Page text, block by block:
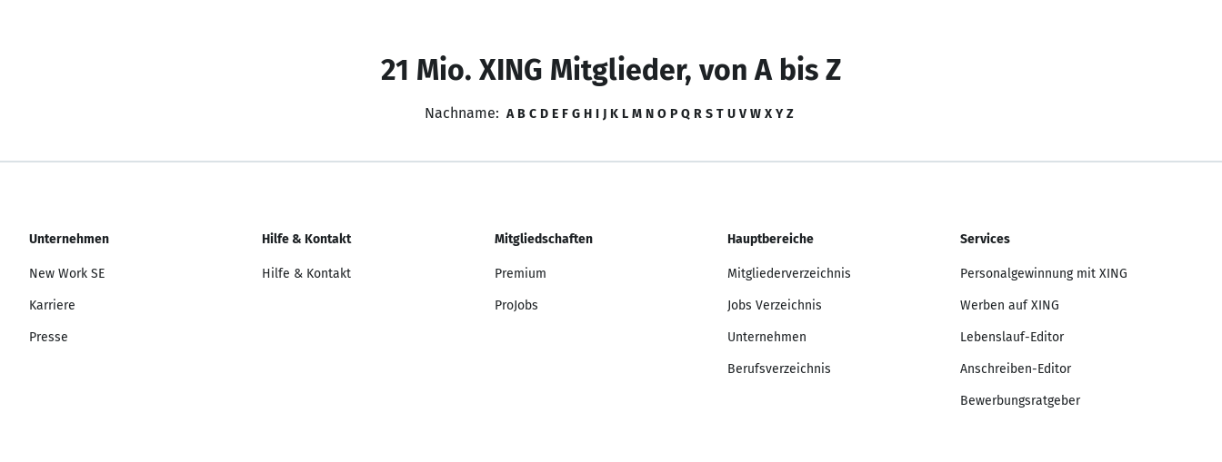
21 Mio. XING Mitglieder, von A bis Z
Nachname: A B C D E F G H I J K L M N O P Q R S T U V W X Y Z
Unternehmen
New Work SE
Karriere
Presse
Hilfe & Kontakt
Hilfe & Kontakt
Mitgliedschaften
Premium
ProJobs
Hauptbereiche
Mitgliederverzeichnis
Jobs Verzeichnis
Unternehmen
Berufsverzeichnis
Services
Personalgewinnung mit XING
Werben auf XING
Lebenslauf-Editor
Anschreiben-Editor
Bewerbungsratgeber